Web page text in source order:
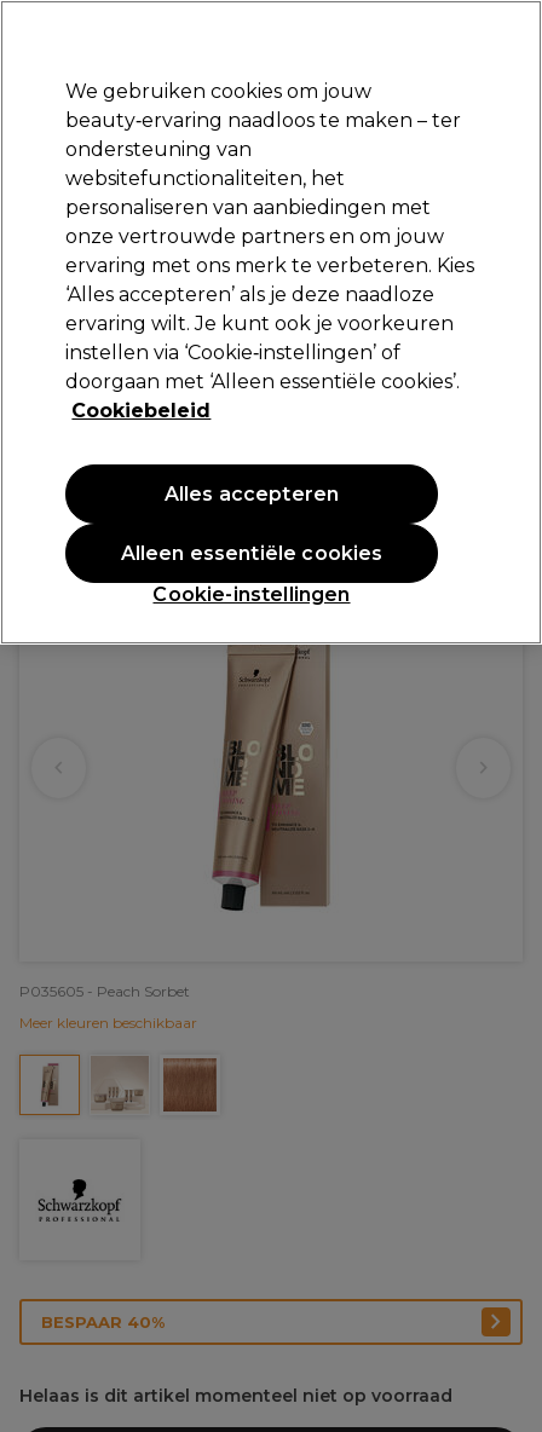
Aanmelden
Merken Deals Haar Elektra
Volgende dag geleverd*
Na verzending, maandag t/m vrijdag
Schwarzkopf Professional
Schwarzkopf Professional Blond Me
Permanent Haarkleuring Deep Toning 60ml
Perzik Sorbet
(0)
33.75 € per 100ml
PROMOTIE
P035605 - Peach Sorbet
Meer kleuren beschikbaar
BESPAAR 40%
Helaas is dit artikel momenteel niet op voorraad
We gebruiken cookies om jouw
beauty‑ervaring naadloos te maken – ter
ondersteuning van
websitefunctionaliteiten, het
personaliseren van aanbiedingen met
onze vertrouwde partners en om jouw
ervaring met ons merk te verbeteren. Kies
‘Alles accepteren’ als je deze naadloze
ervaring wilt. Je kunt ook je voorkeuren
instellen via ‘Cookie‑instellingen’ of
doorgaan met ‘Alleen essentiële cookies’.
Cookiebeleid
Cookie-instellingen
Alleen essentiële cookies
Alles accepteren